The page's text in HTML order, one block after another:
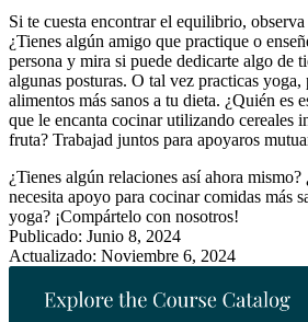
Si te cuesta encontrar el equilibrio,
¿Tienes algún amigo que practique o
persona y mira si puede dedicarte algo de
algunas posturas. O tal vez practicas
alimentos más sanos a tu dieta. ¿Quién es
que le encanta cocinar utilizando cereales
fruta? Trabajad juntos para apoyaros
¿Tienes algún relaciones así ahora
necesita apoyo para cocinar comidas más
yoga? ¡Compártelo con nosotros!
Publicado: Junio 8, 2024
Actualizado: Noviembre 6, 2024